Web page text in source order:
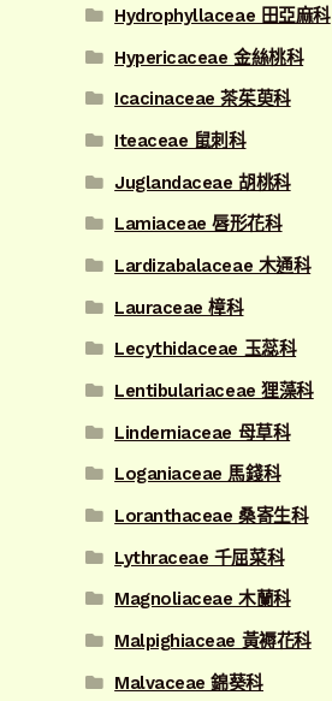
Hydrophyllaceae 田亞麻科
Hypericaceae 金絲桃科
Icacinaceae 茶茱萸科
Iteaceae 鼠刺科
Juglandaceae 胡桃科
Lamiaceae 唇形花科
Lardizabalaceae 木通科
Lauraceae 樟科
Lecythidaceae 玉蕊科
Lentibulariaceae 狸藻科
Linderniaceae 母草科
Loganiaceae 馬錢科
Loranthaceae 桑寄生科
Lythraceae 千屈菜科
Magnoliaceae 木蘭科
Malpighiaceae 黃褥花科
Malvaceae 錦葵科